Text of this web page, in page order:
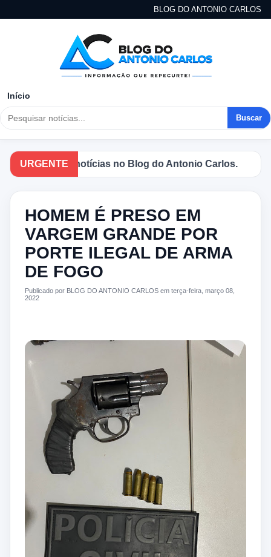
BLOG DO ANTONIO CARLOS
Início
Buscar
URGENTE
principais notícias no Blog do Antonio Carlos.
HOMEM É PRESO EM
VARGEM GRANDE POR
PORTE ILEGAL DE ARMA
DE FOGO
Publicado por BLOG DO ANTONIO CARLOS em terça-feira, março 08,
2022